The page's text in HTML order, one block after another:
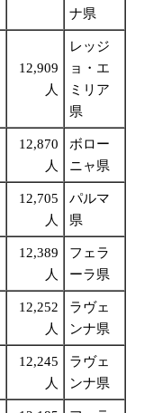
ナ県
12,909
人
レッジ
ョ・エ
ミリア
県
12,870
人
ボロー
ニャ県
12,705
人
パルマ
県
12,389
人
フェラ
ーラ県
12,252
人
ラヴェ
ンナ県
12,245
人
ラヴェ
ンナ県